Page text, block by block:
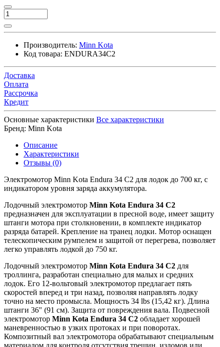
Производитель: Minn Kota
Код товара: ENDURA34C2
Доставка
Оплата
Рассрочка
Кредит
Основные характеристики Все характеристики
Бренд: Minn Kota
Описание
Характеристики
Отзывы (0)
Электромотор Minn Kota Endura 34 C2 для лодок до 700 кг, с
индикатором уровня заряда аккумулятора.
Лодочный электромотор Minn Kota Endura 34 C2
предназначен для эксплуатации в пресной воде, имеет защиту
штанги мотора при столкновении, в комплекте индикатор
разряда батарей. Крепление на транец лодки. Мотор оснащен
телескопическим румпелем и защитой от перегрева, позволяет
легко управлять лодкой до 750 кг.
Лодочный электромотор Minn Kota Endura 34 C2 для
троллинга, разработан специально для малых и средних
лодок. Его 12-вольтовый электромотор предлагает пять
скоростей вперед и три назад, позволяя направлять лодку
точно на место промысла. Мощность 34 lbs (15,42 кг). Длина
штанги 36" (91 см). Защита от повреждения вала. Подвесной
электромотор Minn Kota Endura 34 C2 обладает хорошей
маневренностью в узких протоках и при поворотах.
Композитный вал электромотора обрабатывают специальным
материалом для контроля отсутствия трещин, изломов или